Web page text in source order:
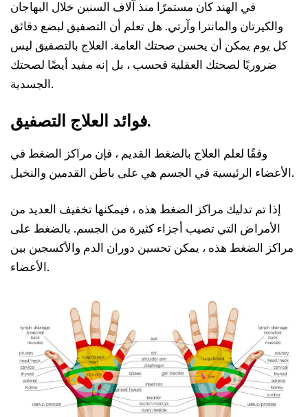
في الهند كان مستمرًا منذ آلاف السنين خلال البهاجان
والكيرتان والمانترا وآرتي. هل تعلم أن التصفيق لبضع دقائق
كل يوم يمكن أن يحسن صحتك العامة. العلاج بالتصفيق ليس
ضروريًا لصحتك العقلية فحسب ، بل إنه مفيد أيضًا لصحتك
الجسدية.
فوائد العلاج التصفيق.
وفقًا لعلم العلاج بالضغط القديم ، فإن مراكز الضغط في
الأعضاء الرئيسية في الجسم هي على باطن القدمين والنخيل.
إذا تم تدليك مراكز الضغط هذه ، فيمكنها تخفيف العديد من
الأمراض التي تصيب أجزاء كثيرة من الجسم. بالضغط على
مراكز الضغط هذه ، يمكن تحسين دوران الدم والأكسجين بين
الأعضاء.